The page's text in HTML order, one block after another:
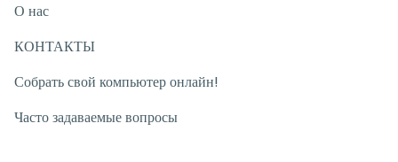
О нас
КОНТАКТЫ
Собрать свой компьютер онлайн!
Часто задаваемые вопросы